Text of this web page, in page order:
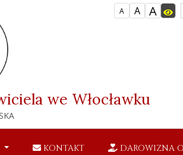
we Włocławku
A A A
KONTAKT DAROWIZNA